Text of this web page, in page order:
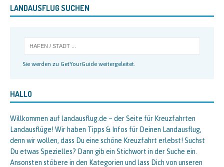
LANDAUSFLUG SUCHEN
Sie werden zu GetYourGuide weitergeleitet.
HALLO
Willkommen auf landausflug.de – der Seite für Kreuzfahrten
Landausflüge! Wir haben Tipps & Infos für Deinen Landausflug,
denn wir wollen, dass Du eine schöne Kreuzfahrt erlebst! Suchst
Du etwas Spezielles? Dann gib ein Stichwort in der Suche ein.
Ansonsten stöbere in den Kategorien und lass Dich von unseren